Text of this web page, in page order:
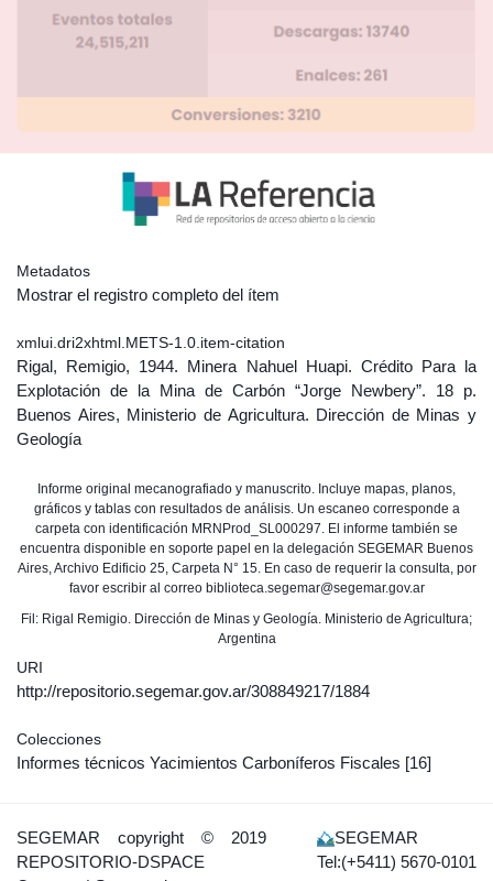
Metadatos
Mostrar el registro completo del ítem
xmlui.dri2xhtml.METS-1.0.item-citation
Rigal, Remigio, 1944. Minera Nahuel Huapi. Crédito Para la
Explotación de la Mina de Carbón “Jorge Newbery”. 18 p.
Buenos Aires, Ministerio de Agricultura. Dirección de Minas y
Geología
Informe original mecanografiado y manuscrito. Incluye mapas, planos,
gráficos y tablas con resultados de análisis. Un escaneo corresponde a
carpeta con identificación MRNProd_SL000297. El informe también se
encuentra disponible en soporte papel en la delegación SEGEMAR Buenos
Aires, Archivo Edificio 25, Carpeta N° 15. En caso de requerir la consulta, por
favor escribir al correo biblioteca.segemar@segemar.gov.ar
Fil: Rigal Remigio. Dirección de Minas y Geología. Ministerio de Agricultura;
Argentina
URI
http://repositorio.segemar.gov.ar/308849217/1884
Colecciones
Informes técnicos Yacimientos Carboníferos Fiscales [16]
SEGEMAR copyright © 2019
REPOSITORIO-DSPACE
SEGEMAR
Tel:(+5411) 5670-0101